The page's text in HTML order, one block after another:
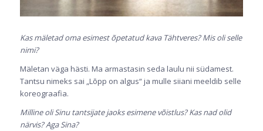
Kas mäletad oma esimest õpetatud kava Tähtveres? Mis oli selle
nimi?
Mäletan väga hästi. Ma armastasin seda laulu nii südamest.
Tantsu nimeks sai „Lõpp on algus“ ja mulle siiani meeldib selle
koreograafia.
Milline oli Sinu tantsijate jaoks esimene võistlus? Kas nad olid
närvis? Aga Sina?